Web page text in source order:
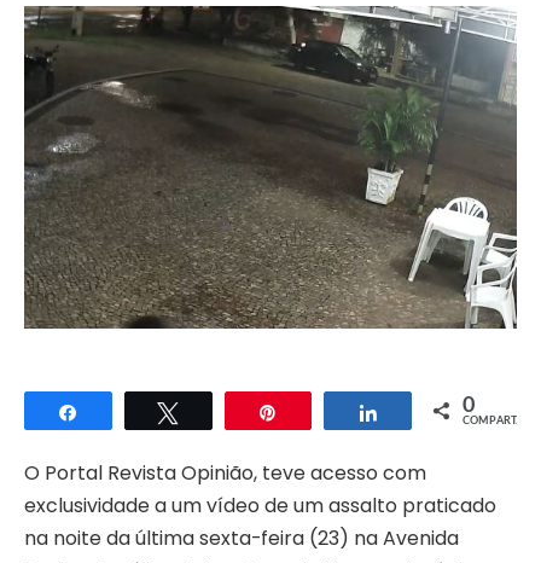
Compartilhar Compartilhar
0
COMPART.
O Portal Revista Opinião, teve acesso com
exclusividade a um vídeo de um assalto praticado
na noite da última sexta-feira (23) na Avenida